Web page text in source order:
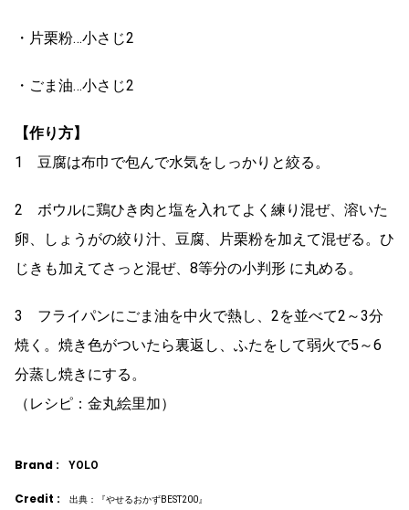
・片栗粉…小さじ2
・ごま油…小さじ2
【作り方】
1 豆腐は布巾で包んで水気をしっかりと絞る。
2 ボウルに鶏ひき肉と塩を入れてよく練り混ぜ、溶いた
卵、しょうがの絞り汁、豆腐、片栗粉を加えて混ぜる。ひ
じきも加えてさっと混ぜ、8等分の小判形 に丸める。
3 フライパンにごま油を中火で熱し、2を並べて2～3分
焼く。焼き色がついたら裏返し、ふたをして弱火で5～6
分蒸し焼きにする。
（レシピ：金丸絵里加）
Brand : YOLO
Credit :
出典：『やせるおかずBEST200』